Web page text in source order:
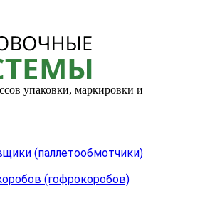
упаковки, маркировки и
(паллетообмотчики)
(гофрокоробов)